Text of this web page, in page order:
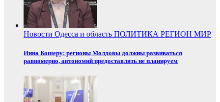
Новости Одесса и область ПОЛИТИКА РЕГИОН МИР
Инна Кошеру: регионы Молдовы должны развиваться
равномерно, автономий предоставлять не планируем